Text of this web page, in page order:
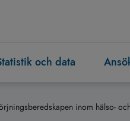
och data
inom hälso-